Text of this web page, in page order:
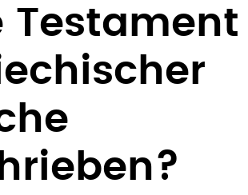
Testament